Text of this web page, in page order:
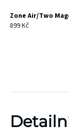
Zone Air/Two
899 Kč